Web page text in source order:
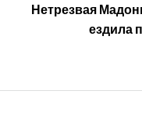
Нетрезвая
ездила